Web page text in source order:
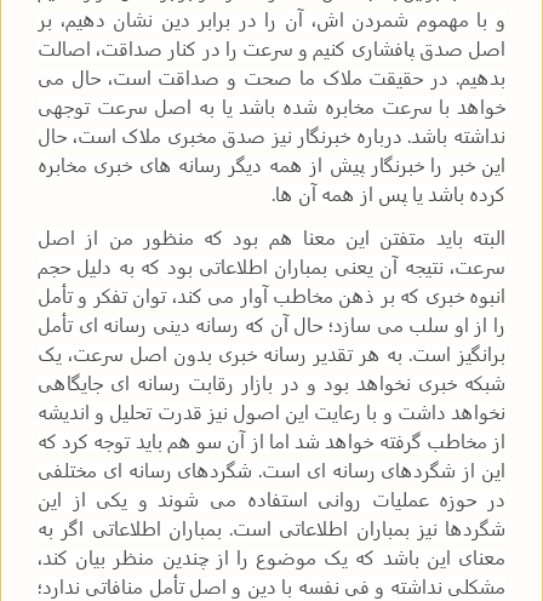
و با مهموم شمردن اش، آن را در برابر دین نشان دهیم، بر
اصل صدق پافشاری کنیم و سرعت را در کنار صداقت، اصالت
بدهیم. در حقیقت ملاک ما صحت و صداقت است، حال می
خواهد با سرعت مخابره شده باشد یا به اصل سرعت توجهی
نداشته باشد. درباره خبرنگار نیز صدق مخبری ملاک است، حال
این خبر را خبرنگار پیش از همه دیگر رسانه های خبری مخابره
کرده باشد یا پس از همه آن ها.
البته باید متفتن این معنا هم بود که منظور من از اصل
سرعت، نتیجه آن یعنی بمباران اطلاعاتی بود که به دلیل حجم
انبوه خبری که بر ذهن مخاطب آوار می کند، توان تفکر و تأمل
را از او سلب می سازد؛ حال آن که رسانه دینی رسانه ای تأمل
برانگیز است. به هر تقدیر رسانه خبری بدون اصل سرعت، یک
شبکه خبری نخواهد بود و در بازار رقابت رسانه ای جایگاهی
نخواهد داشت و با رعایت این اصول نیز قدرت تحلیل و اندیشه
از مخاطب گرفته خواهد شد اما از آن سو هم باید توجه کرد که
این از شگردهای رسانه ای است. شگردهای رسانه ای مختلفی
در حوزه عملیات روانی استفاده می شوند و یکی از این
شگردها نیز بمباران اطلاعاتی است. بمباران اطلاعاتی اگر به
معنای این باشد که یک موضوع را از چندین منظر بیان کند،
مشکلی نداشته و فی نفسه با دین و اصل تأمل منافاتی ندارد؛